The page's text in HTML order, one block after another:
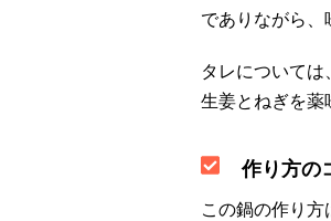
でありながら、
タレについては
生姜とねぎを薬
作り方の
この鍋の作り方